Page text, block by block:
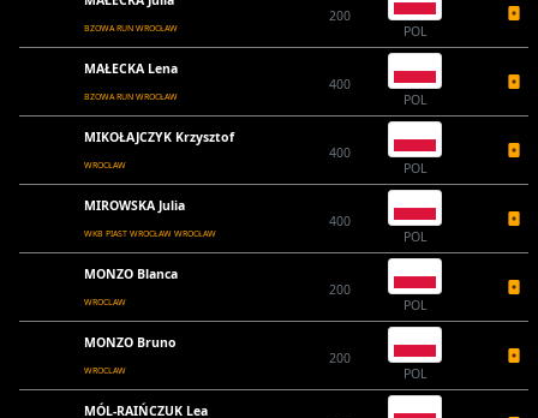
BZOWA RUN WROCŁAW
200
POL
MAŁECKA Lena
BZOWA RUN WROCŁAW
400
POL
MIKOŁAJCZYK Krzysztof
WROCŁAW
400
POL
MIROWSKA Julia
WKB PIAST WROCŁAW WROCŁAW
400
POL
MONZO Blanca
WROCLAW
200
POL
MONZO Bruno
WROCLAW
200
POL
MÓL-RAIŃCZUK Lea